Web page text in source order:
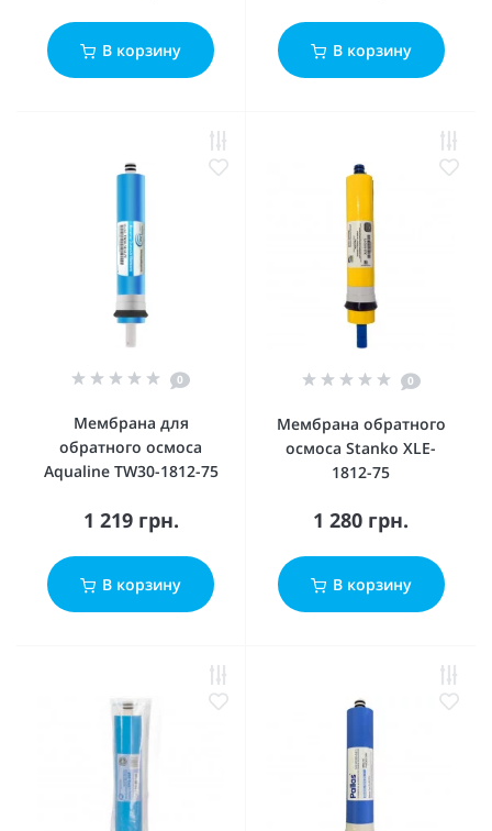
В корзину В корзину
0
Мембрана для
обратного осмоса
Aqualine TW30-1812-75
1 219 грн.
В корзину
0
Мембрана обратного
осмоса Stanko XLE-
1812-75
1 280 грн.
В корзину